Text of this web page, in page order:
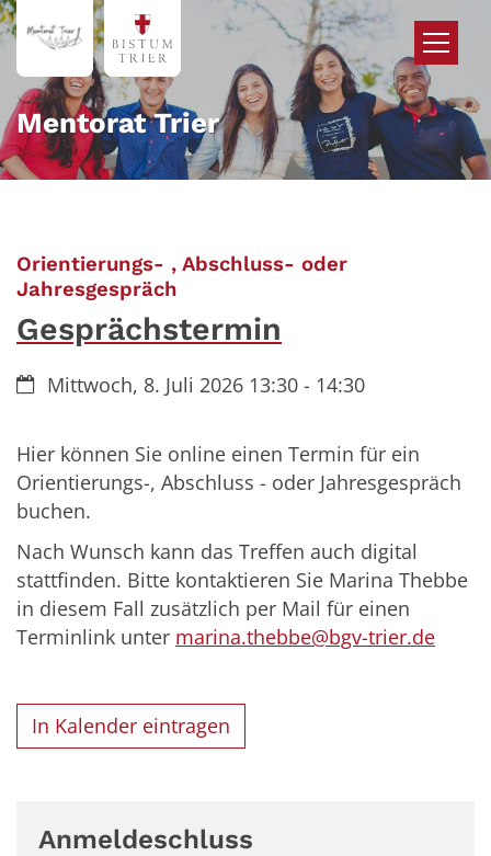
Zum Inhalt springen
Mentorat Trier
Orientierungs- , Abschluss- oder
Jahresgespräch
Gesprächstermin
Datum:Mittwoch, 8. Juli 2026 13:30 - 14:30
Hier können Sie online einen Termin für ein
Orientierungs-, Abschluss - oder Jahresgespräch
buchen.
Nach Wunsch kann das Treffen auch digital
stattfinden. Bitte kontaktieren Sie Marina Thebbe
in diesem Fall zusätzlich per Mail für einen
Terminlink unter marina.thebbe@bgv-trier.de
In Kalender eintragen
Anmeldeschluss